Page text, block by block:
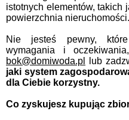
istotnych elementów, takich
powierzchnia nieruchomości.
Nie jesteś pewny,
wymagania i
bok@domiwoda.pl
lub
jaki system
dla Ciebie korzystny.
Co zyskujesz kupując